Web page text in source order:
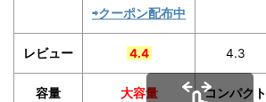
⇨クーポン配布中
レビュー 4.4 4.3
容量
大容量
コンパクト